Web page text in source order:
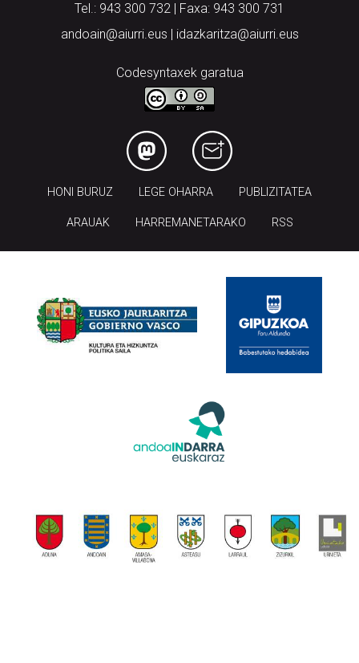
Tel.: 943 300 732 | Faxa: 943 300 731
andoain@aiurri.eus | idazkaritza@aiurri.eus
Codesyntaxek garatua
HONI BURUZ LEGE OHARRA PUBLIZITATEA
ARAUAK HARREMANETARAKO RSS